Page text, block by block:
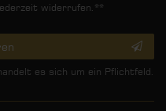
widerrufen.**
es sich um ein Pflichtfeld.